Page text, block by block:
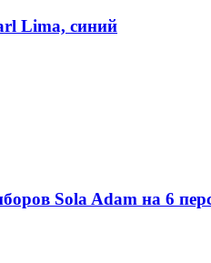
Lima, синий
Sola Adam на 6